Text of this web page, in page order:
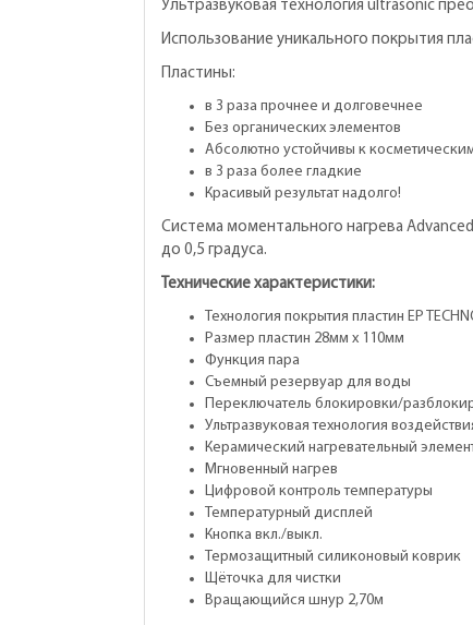
Ультразвуковая технология ultrasonic
Использование уникального покрытия
Пластины:
в 3 раза прочнее и долговечнее
Без органических элементов
Абсолютно устойчивы к
в 3 раза более гладкие
Красивый результат надолго!
Система моментального нагрева
до 0,5 градуса.
Технические характеристики:
Технология покрытия пластин EP
Размер пластин 28мм x 110мм
Функция пара
Съемный резервуар для воды
Переключатель блокировки/
Ультразвуковая технология
Керамический нагревательный
Мгновенный нагрев
Цифровой контроль температуры
Температурный дисплей
Кнопка вкл./выкл.
Термозащитный силиконовый коврик
Щёточка для чистки
Вращающийся шнур 2,70м